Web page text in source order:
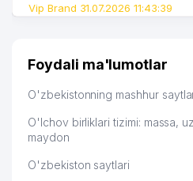
Vip Brand 31.07.2026 11:43:39
Foydali ma'lumotlar
O'zbekistonning mashhur
O'lchov birliklari tizimi: massa,
maydon
O'zbekiston saytlari